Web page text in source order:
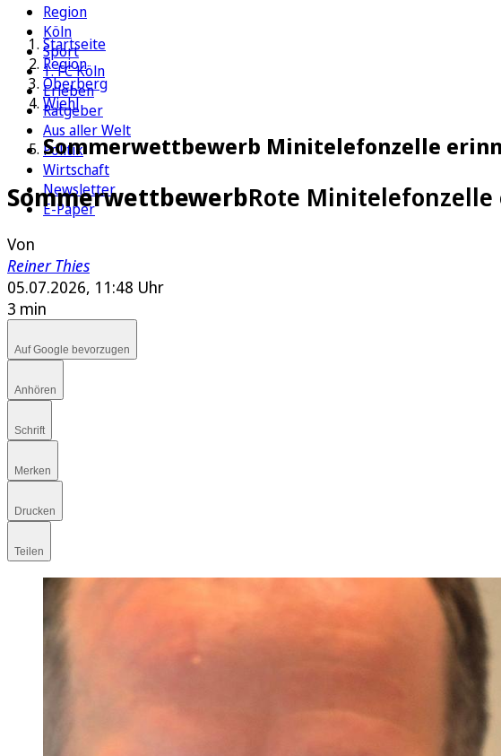
Region
Köln
Sport
1. FC Köln
Erleben
Ratgeber
Aus aller Welt
Politik
Wirtschaft
Newsletter
E-Paper
Startseite
Region
Oberberg
Wiehl
Sommerwettbewerb Minitelefonzelle
SommerwettbewerbRote
Von
Reiner Thies
05.07.2026, 11:48 Uhr
3 min
Auf Google bevorzugen
Anhören
Schrift
Merken
Drucken
Teilen